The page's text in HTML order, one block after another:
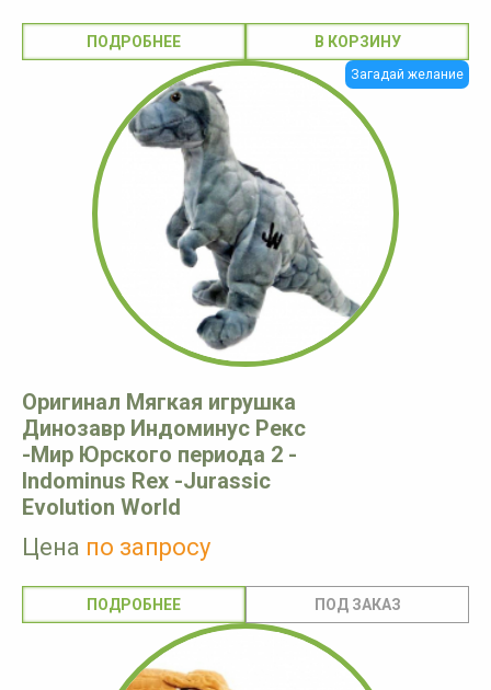
ПОДРОБНЕЕ
Загадай желание
Оригинал Мягкая игрушка
Динозавр Индоминус Рекс
-Мир Юрского периода 2 -
Indominus Rex -Jurassic
Evolution World
Цена по запросу
ПОДРОБНЕЕ